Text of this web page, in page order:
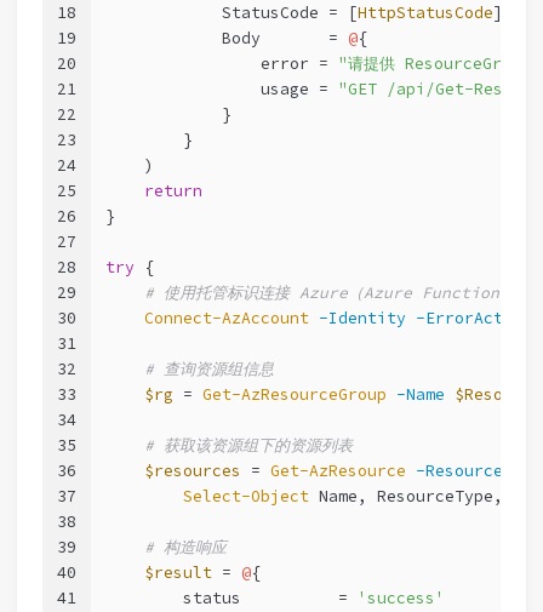
18
19
20
21
22
23
24
25
26
27
28
29
30
31
32
33
34
35
36
37
38
39
40
41
            StatusCode = [
HttpStatusCode
            Body       =
@{
                error =
"请提供 ResourceGroup
                usage =
"GET /api/Get-
            }
        }
    )
return
}
try {
# 使用托管标识连接 Azure（Azure Functions 默
Connect-AzAccount -Identity -ErrorAction
# 查询资源组信息
$rg = Get-AzResourceGroup -Name
# 获取该资源组下的资源列表
$resources = Get-AzResource -
Select-Object Name, ResourceType,
# 构造响应
$result = @{
        status          =
'success'